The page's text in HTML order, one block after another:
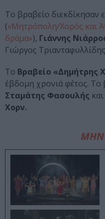
Το βραβείο διεκδίκησαν
(«Μητρόπολη/Χορός και
δράμα»), Γιάννης
Γιώργος
Το Βραβείο «Δημήτρης
έβδομη χρονιά φέτος. Το
Σταμάτης Φασουλής
Χορν.
ΜΗΝ